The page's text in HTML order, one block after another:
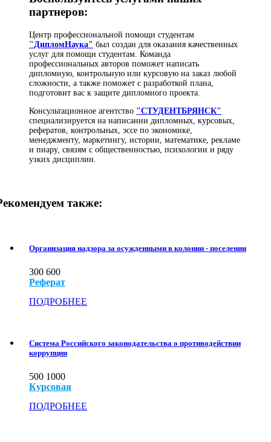
партнеров:
Центр профессиональной помощи студентам
"ДипломНаука" был создан для оказания качественных
услуг для помощи студентам. Команда
профессиональных авторов поможет написать
дипломную, контрольную или курсовую на заказ любой
сложности, а также поможет с разработкой плана,
подготовит вас к защите дипломного проекта.
Консультационное агентство "СТУДЕНТБРЯНСК"
специализируется на написании дипломных, курсовых,
рефератов, контрольных, эссе по экономике,
менеджменту, маркетингу, истории, математике, рекламе
и пиару, связям с общественностью, психологии и ряду
узких дисциплин.
также:
Организация надзора за осужденными в колонии - поселении
300 600
Реферат
ПОДРОБНЕЕ
Система Российского законодательства о противодействии
коррупции
500 1000
Курсовая
ПОДРОБНЕЕ